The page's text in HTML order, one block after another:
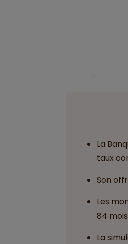
La
taux
Son
Les
84
La